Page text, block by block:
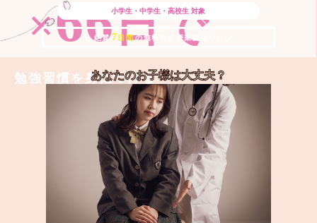
×66日で
勉強習慣を身につける
小学生・中学生・高校生 対象
＼ 絶賛 7 日間の無料体験授業実施中!! ／
あなたのお子様は大丈夫？